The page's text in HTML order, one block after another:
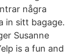
några
in sitt bagage.
Susanne
is a fun and